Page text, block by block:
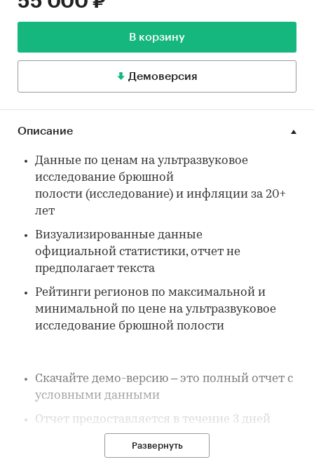
В корзину
Демоверсия
Описание
Данные по ценам на ультразвуковое
исследование брюшной
полости (исследование) и инфляции за 20+
лет
Визуализированные данные
официальной статистики, отчет не
предполагает текста
Рейтинги регионов по максимальной и
минимальной по цене на ультразвуковое
исследование брюшной полости
Скачайте демо-версию – это полный отчет с
условными данными
Отчет предоставляется в течение 3 дней
после покупки
Развернуть